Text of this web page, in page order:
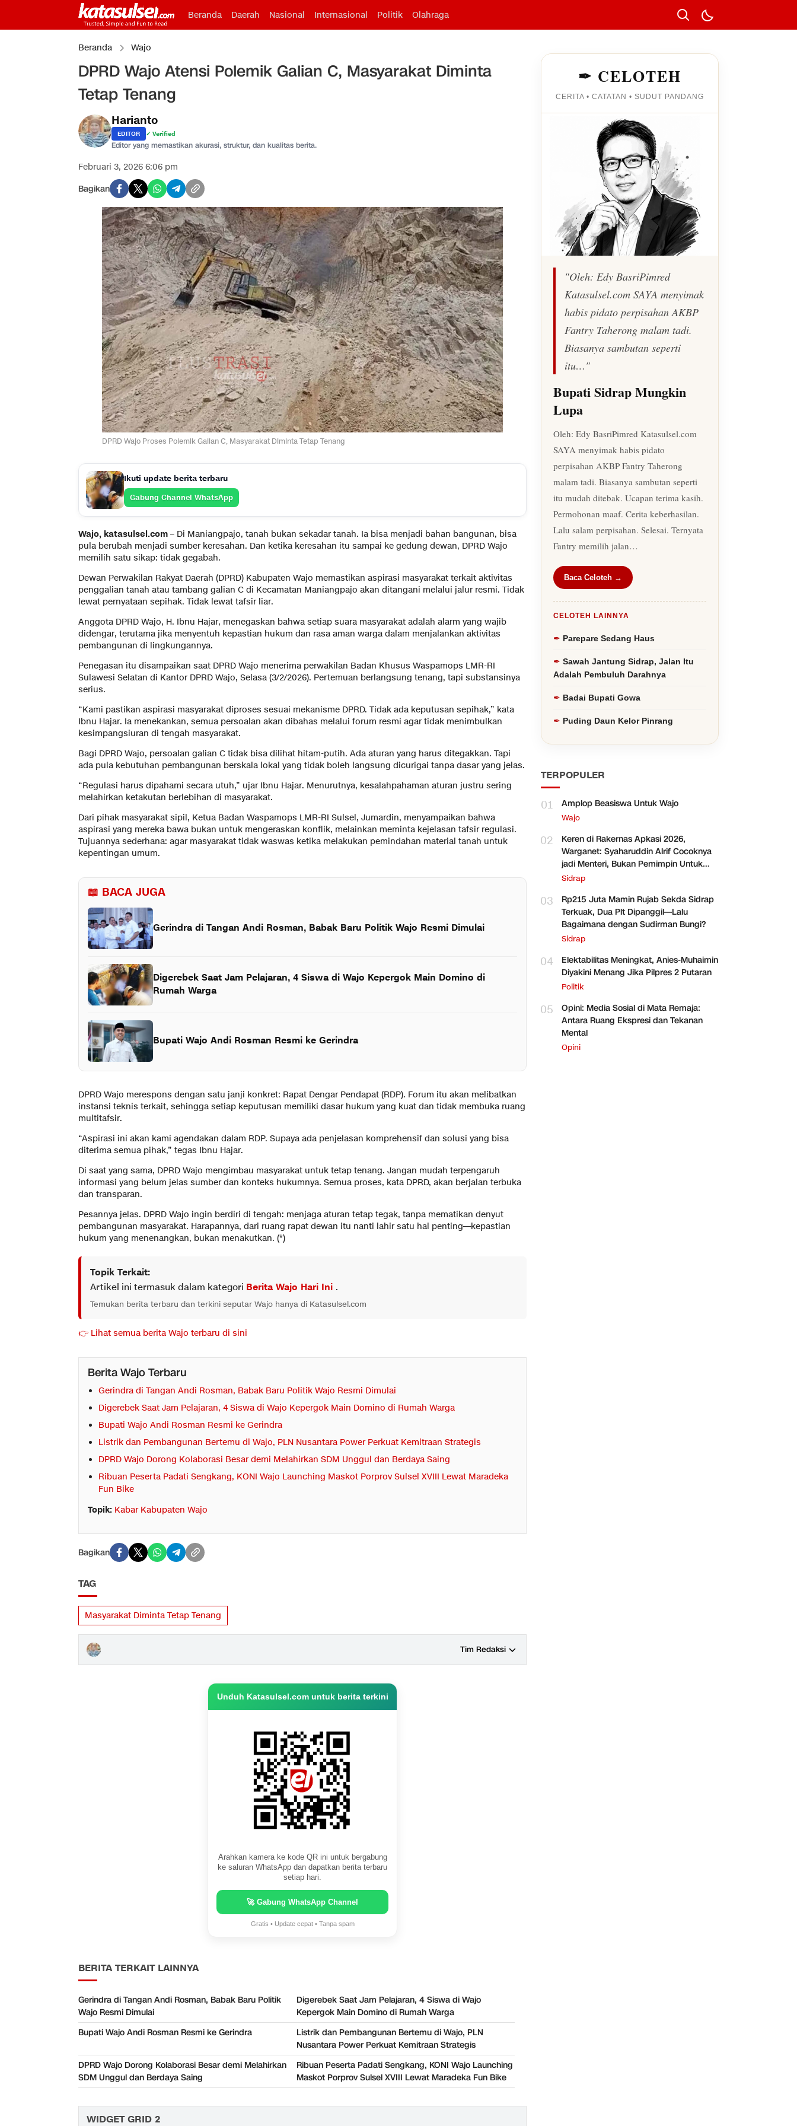
Beranda Daerah Nasional Internasional Politik Olahraga
Beranda Wajo
DPRD Wajo Atensi Polemik Galian C, Masyarakat Diminta
Tetap Tenang
Harianto
EDITOR ✓ Verified
Editor yang memastikan akurasi, struktur, dan kualitas berita.
Februari 3, 2026 6:06 pm
Bagikan
DPRD Wajo Proses Polemik Galian C, Masyarakat Diminta Tetap Tenang
Ikuti update berita terbaru
Gabung Channel WhatsApp
Wajo, katasulsel.com – Di Maniangpajo, tanah bukan sekadar tanah. Ia bisa menjadi bahan bangunan, bisa
pula berubah menjadi sumber keresahan. Dan ketika keresahan itu sampai ke gedung dewan, DPRD Wajo
memilih satu sikap: tidak gegabah.
Dewan Perwakilan Rakyat Daerah (DPRD) Kabupaten Wajo memastikan aspirasi masyarakat terkait aktivitas
penggalian tanah atau tambang galian C di Kecamatan Maniangpajo akan ditangani melalui jalur resmi. Tidak
lewat pernyataan sepihak. Tidak lewat tafsir liar.
Anggota DPRD Wajo, H. Ibnu Hajar, menegaskan bahwa setiap suara masyarakat adalah alarm yang wajib
didengar, terutama jika menyentuh kepastian hukum dan rasa aman warga dalam menjalankan aktivitas
pembangunan di lingkungannya.
Penegasan itu disampaikan saat DPRD Wajo menerima perwakilan Badan Khusus Waspamops LMR-RI
Sulawesi Selatan di Kantor DPRD Wajo, Selasa (3/2/2026). Pertemuan berlangsung tenang, tapi substansinya
serius.
“Kami pastikan aspirasi masyarakat diproses sesuai mekanisme DPRD. Tidak ada keputusan sepihak,” kata
Ibnu Hajar. Ia menekankan, semua persoalan akan dibahas melalui forum resmi agar tidak menimbulkan
kesimpangsiuran di tengah masyarakat.
Bagi DPRD Wajo, persoalan galian C tidak bisa dilihat hitam-putih. Ada aturan yang harus ditegakkan. Tapi
ada pula kebutuhan pembangunan berskala lokal yang tidak boleh langsung dicurigai tanpa dasar yang jelas.
“Regulasi harus dipahami secara utuh,” ujar Ibnu Hajar. Menurutnya, kesalahpahaman aturan justru sering
melahirkan ketakutan berlebihan di masyarakat.
Dari pihak masyarakat sipil, Ketua Badan Waspamops LMR-RI Sulsel, Jumardin, menyampaikan bahwa
aspirasi yang mereka bawa bukan untuk mengeraskan konflik, melainkan meminta kejelasan tafsir regulasi.
Tujuannya sederhana: agar masyarakat tidak waswas ketika melakukan pemindahan material tanah untuk
kepentingan umum.
📖 BACA JUGA
Gerindra di Tangan Andi Rosman, Babak Baru Politik Wajo Resmi Dimulai
Digerebek Saat Jam Pelajaran, 4 Siswa di Wajo Kepergok Main Domino di
Rumah Warga
Bupati Wajo Andi Rosman Resmi ke Gerindra
DPRD Wajo merespons dengan satu janji konkret: Rapat Dengar Pendapat (RDP). Forum itu akan melibatkan
instansi teknis terkait, sehingga setiap keputusan memiliki dasar hukum yang kuat dan tidak membuka ruang
multitafsir.
“Aspirasi ini akan kami agendakan dalam RDP. Supaya ada penjelasan komprehensif dan solusi yang bisa
diterima semua pihak,” tegas Ibnu Hajar.
Di saat yang sama, DPRD Wajo mengimbau masyarakat untuk tetap tenang. Jangan mudah terpengaruh
informasi yang belum jelas sumber dan konteks hukumnya. Semua proses, kata DPRD, akan berjalan terbuka
dan transparan.
Pesannya jelas. DPRD Wajo ingin berdiri di tengah: menjaga aturan tetap tegak, tanpa mematikan denyut
pembangunan masyarakat. Harapannya, dari ruang rapat dewan itu nanti lahir satu hal penting—kepastian
hukum yang menenangkan, bukan menakutkan. (*)
Topik Terkait:
Artikel ini termasuk dalam kategori Berita Wajo Hari Ini .
Temukan berita terbaru dan terkini seputar Wajo hanya di Katasulsel.com
👉 Lihat semua berita Wajo terbaru di sini
Berita Wajo Terbaru
Gerindra di Tangan Andi Rosman, Babak Baru Politik Wajo Resmi Dimulai
Digerebek Saat Jam Pelajaran, 4 Siswa di Wajo Kepergok Main Domino di Rumah Warga
Bupati Wajo Andi Rosman Resmi ke Gerindra
Listrik dan Pembangunan Bertemu di Wajo, PLN Nusantara Power Perkuat Kemitraan Strategis
DPRD Wajo Dorong Kolaborasi Besar demi Melahirkan SDM Unggul dan Berdaya Saing
Ribuan Peserta Padati Sengkang, KONI Wajo Launching Maskot Porprov Sulsel XVIII Lewat Maradeka
Fun Bike
Topik: Kabar Kabupaten Wajo
Bagikan
TAG
Masyarakat Diminta Tetap Tenang
Tim Redaksi
Unduh Katasulsel.com untuk berita terkini
Arahkan kamera ke kode QR ini untuk bergabung
ke saluran WhatsApp dan dapatkan berita terbaru
setiap hari.
🚀 Gabung WhatsApp Channel
Gratis • Update cepat • Tanpa spam
BERITA TERKAIT LAINNYA
Gerindra di Tangan Andi Rosman, Babak Baru Politik
Wajo Resmi Dimulai
Digerebek Saat Jam Pelajaran, 4 Siswa di Wajo
Kepergok Main Domino di Rumah Warga
Bupati Wajo Andi Rosman Resmi ke Gerindra
Listrik dan Pembangunan Bertemu di Wajo, PLN
Nusantara Power Perkuat Kemitraan Strategis
DPRD Wajo Dorong Kolaborasi Besar demi Melahirkan
SDM Unggul dan Berdaya Saing
Ribuan Peserta Padati Sengkang, KONI Wajo Launching
Maskot Porprov Sulsel XVIII Lewat Maradeka Fun Bike
WIDGET GRID 2
✒ CELOTEH
CERITA • CATATAN • SUDUT PANDANG
"Oleh: Edy BasriPimred
Katasulsel.com SAYA menyimak
habis pidato perpisahan AKBP
Fantry Taherong malam tadi.
Biasanya sambutan seperti
itu…"
Bupati Sidrap Mungkin
Lupa
Oleh: Edy BasriPimred Katasulsel.com
SAYA menyimak habis pidato
perpisahan AKBP Fantry Taherong
malam tadi. Biasanya sambutan seperti
itu mudah ditebak. Ucapan terima kasih.
Permohonan maaf. Cerita keberhasilan.
Lalu salam perpisahan. Selesai. Ternyata
Fantry memilih jalan…
Baca Celoteh →
CELOTEH LAINNYA
Parepare Sedang Haus
Sawah Jantung Sidrap, Jalan Itu
Adalah Pembuluh Darahnya
Badai Bupati Gowa
Puding Daun Kelor Pinrang
TERPOPULER
01 Amplop Beasiswa Untuk Wajo
Wajo
02
Keren di Rakernas Apkasi 2026,
Warganet: Syaharuddin Alrif Cocoknya
jadi Menteri, Bukan Pemimpin Untuk
Sidrap Saja
Sidrap
03
Rp215 Juta Mamin Rujab Sekda Sidrap
Terkuak, Dua Plt Dipanggil—Lalu
Bagaimana dengan Sudirman Bungi?
Sidrap
04
Elektabilitas Meningkat, Anies-Muhaimin
Diyakini Menang Jika Pilpres 2 Putaran
Politik
05
Opini: Media Sosial di Mata Remaja:
Antara Ruang Ekspresi dan Tekanan
Mental
Opini